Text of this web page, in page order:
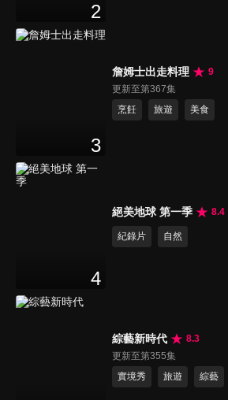
2
3
詹姆士出走料理
9
更新至第367集
烹飪
旅遊 美食
4
絕美地球 第一季 8.4
紀錄片 自然
綜藝新時代
8.3
更新至第355集
實境秀
旅遊 綜藝